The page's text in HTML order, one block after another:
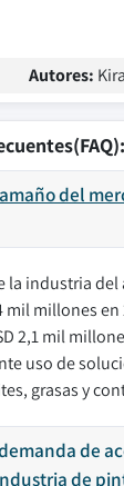
Autores:
del
la industria
mil millones
2,1 mil
uso de
grasas y
de
de